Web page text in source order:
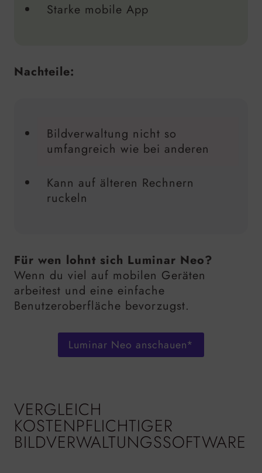
Starke mobile App
Nachteile:
Bildverwaltung nicht so
umfangreich wie bei anderen
Kann auf älteren Rechnern
ruckeln
Für wen lohnt sich Luminar Neo?
Wenn du viel auf mobilen Geräten
arbeitest und eine einfache
Benutzeroberfläche bevorzugst.
Luminar Neo anschauen*
VERGLEICH
KOSTENPFLICHTIGER
BILDVERWALTUNGSSOFTWARE